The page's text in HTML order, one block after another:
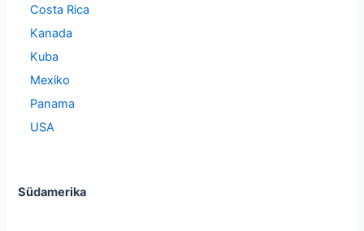
Costa Rica
Kanada
Kuba
Mexiko
Panama
USA
Südamerika